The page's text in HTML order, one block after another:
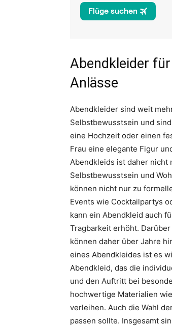
Abendkleider
Anlässe
Abendkleider sind weit
Selbstbewusstsein und
eine Hochzeit oder einen
Frau eine elegante Figur
Abendkleids ist daher nicht
Selbstbewusstsein und
können nicht nur zu
Events wie Cocktailpartys
kann ein Abendkleid auch
Tragbarkeit erhöht.
können daher über Jahre
eines Abendkleides ist es
Abendkleid, das die
und den Auftritt bei
hochwertige Materialien
verleihen. Auch die Wahl
passen sollte. Insgesamt